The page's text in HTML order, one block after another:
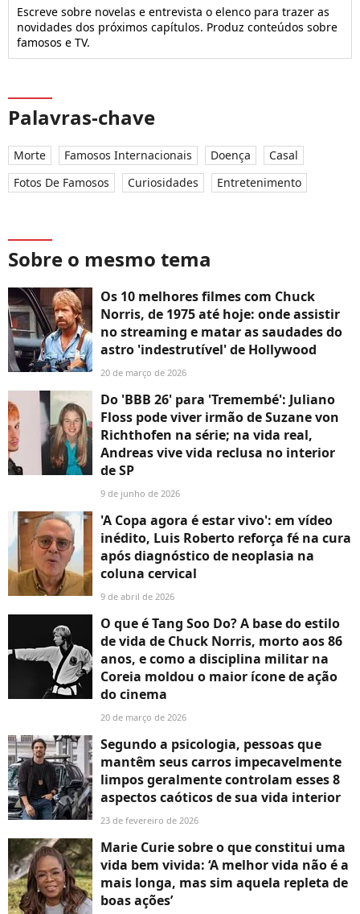
Escreve sobre novelas e entrevista o elenco para trazer as
novidades dos próximos capítulos. Produz conteúdos sobre
famosos e TV.
Palavras-chave
Morte Famosos Internacionais Doença
Casal
Fotos De Famosos
Curiosidades Entretenimento
Sobre o mesmo tema
Os 10 melhores filmes com Chuck
Norris, de 1975 até hoje: onde assistir
no streaming e matar as saudades do
astro 'indestrutível' de Hollywood
20 de março de 2026
Do 'BBB 26' para 'Tremembé': Juliano
Floss pode viver irmão de Suzane von
Richthofen na série; na vida real,
Andreas vive vida reclusa no interior
de SP
9 de junho de 2026
'A Copa agora é estar vivo': em vídeo
inédito, Luis Roberto reforça fé na cura
após diagnóstico de neoplasia na
coluna cervical
9 de abril de 2026
O que é Tang Soo Do? A base do estilo
de vida de Chuck Norris, morto aos 86
anos, e como a disciplina militar na
Coreia moldou o maior ícone de ação
do cinema
20 de março de 2026
Segundo a psicologia, pessoas que
mantêm seus carros impecavelmente
limpos geralmente controlam esses 8
aspectos caóticos de sua vida interior
23 de fevereiro de 2026
Marie Curie sobre o que constitui uma
vida bem vivida: ‘A melhor vida não é a
mais longa, mas sim aquela repleta de
boas ações’